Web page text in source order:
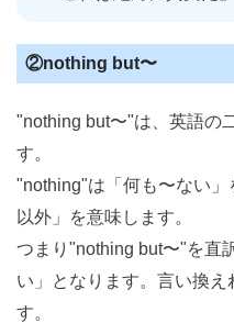
②nothing but〜
"nothing but〜"は、英語の
す。
"nothing"は「何も〜ない
以外」を意味します。
つまり"nothing but〜"を直
い」となります。言い換え
す。